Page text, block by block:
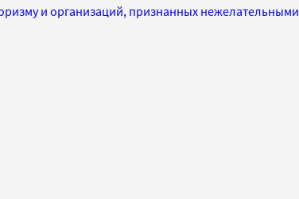
и организаций, признанных нежелательными